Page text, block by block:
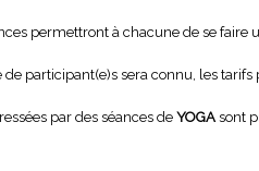
permettront à chacune de se faire
participant(e)s sera connu, les tarifs
par des séances de YOGAsont